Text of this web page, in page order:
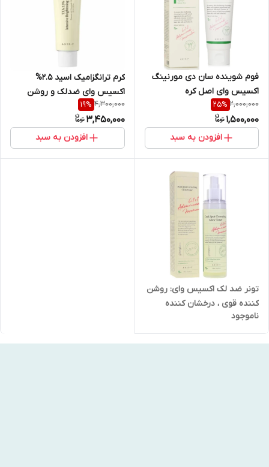
فوم شوینده سان دی مورنینگ
اکسیس وای اصل کره
2,000,000
25%
1,500,000
افزودن به سبد
کرم ترانگزامیک اسید ۲.۵%
اکسیس وای ضدلک و روشن
کننده اصل
4,300,000
19%
3,450,000
افزودن به سبد
تونر ضد لک اکسیس وای: روشن
کننده قوی ، درخشان کننده
پوست اصل کره
ناموجود